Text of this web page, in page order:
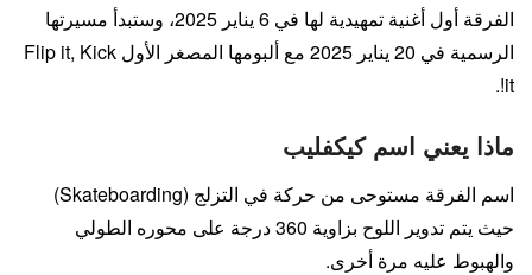
الفرقة أول أغنية تمهيدية لها في 6 يناير 2025، وستبدأ مسيرتها
الرسمية في 20 يناير 2025 مع ألبومها المصغر الأول Flip it, Kick
it!.
ماذا يعني اسم كيكفليب
اسم الفرقة مستوحى من حركة في التزلج (Skateboarding)
حيث يتم تدوير اللوح بزاوية 360 درجة على محوره الطولي
والهبوط عليه مرة أخرى.